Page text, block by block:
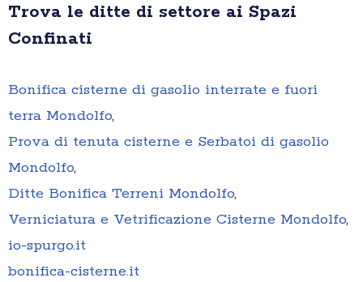
Trova le ditte di settore ai Spazi
Confinati
Bonifica cisterne di gasolio interrate e fuori
terra Mondolfo,
Prova di tenuta cisterne e Serbatoi di gasolio
Mondolfo,
Ditte Bonifica Terreni Mondolfo,
Verniciatura e Vetrificazione Cisterne Mondolfo,
io-spurgo.it
bonifica-cisterne.it